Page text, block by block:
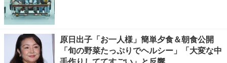
原日出子「お一人様」簡単夕食＆朝食公開
「旬の野菜たっぷりでヘルシー」「大変な中